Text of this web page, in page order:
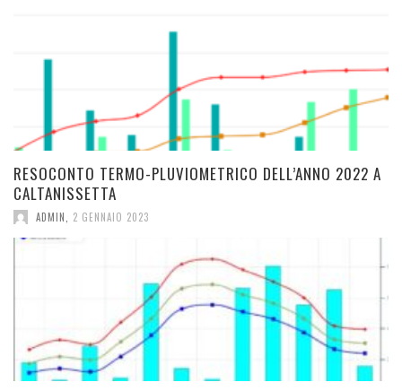
RESOCONTO TERMO-PLUVIOMETRICO DELL’ANNO 2022 A
CALTANISSETTA
ADMIN 2 GENNAIO 2023